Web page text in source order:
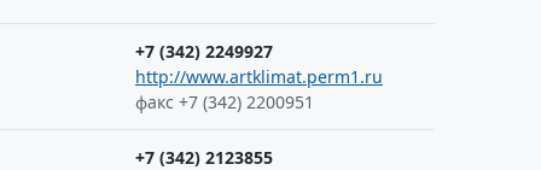
+7 (342) 2249927
http://www.artklimat.perm1.ru
факс +7 (342) 2200951
+7 (342) 2123855